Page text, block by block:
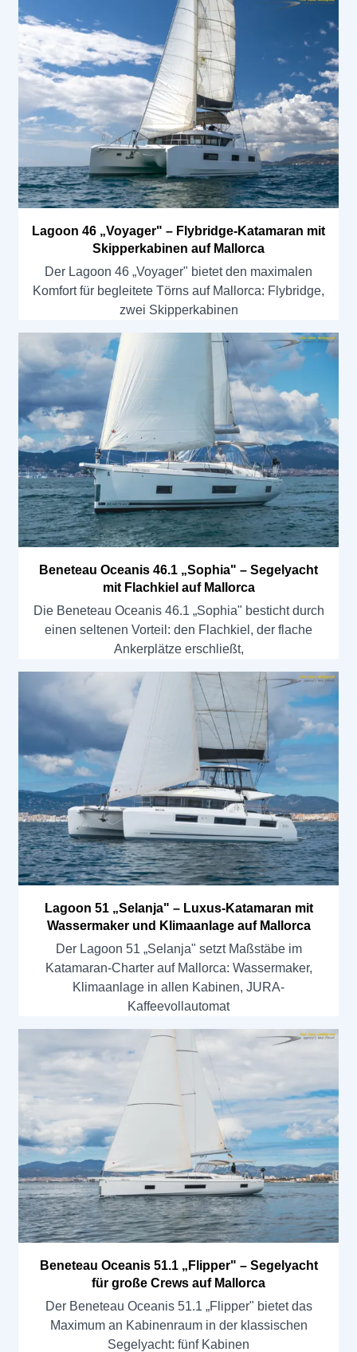
Lagoon 46 „Voyager" – Flybridge-Katamaran mit
Skipperkabinen auf Mallorca
Der Lagoon 46 „Voyager" bietet den maximalen
Komfort für begleitete Törns auf Mallorca: Flybridge,
zwei Skipperkabinen
Beneteau Oceanis 46.1 „Sophia" – Segelyacht
mit Flachkiel auf Mallorca
Die Beneteau Oceanis 46.1 „Sophia" besticht durch
einen seltenen Vorteil: den Flachkiel, der flache
Ankerplätze erschließt,
Lagoon 51 „Selanja" – Luxus-Katamaran mit
Wassermaker und Klimaanlage auf Mallorca
Der Lagoon 51 „Selanja" setzt Maßstäbe im
Katamaran-Charter auf Mallorca: Wassermaker,
Klimaanlage in allen Kabinen, JURA-
Kaffeevollautomat
Beneteau Oceanis 51.1 „Flipper" – Segelyacht
für große Crews auf Mallorca
Der Beneteau Oceanis 51.1 „Flipper" bietet das
Maximum an Kabinenraum in der klassischen
Segelyacht: fünf Kabinen